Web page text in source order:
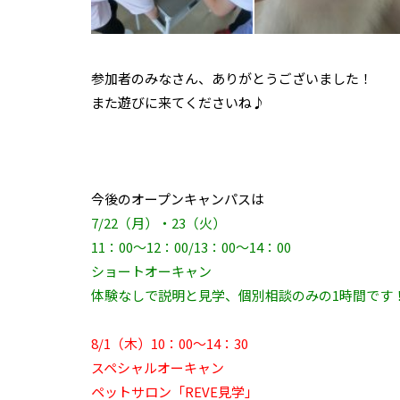
参加者のみなさん、ありがとうございました！
また遊びに来てくださいね♪
今後のオープンキャンパスは
7/22（月）・23（火）
11：00～12：00/13：00～14：00
ショートオーキャン
体験なしで説明と見学、個別相談のみの1時間です
8/1（木）10：00～14：30
スペシャルオーキャン
ペットサロン「REVE見学」